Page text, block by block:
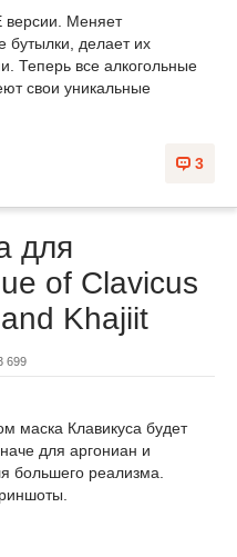
версии. Меняет
бутылки, делает их
Теперь все алкогольные
свои уникальные
3
для
of Clavicus
Khajiit
699
маска Клавикуса будет
для аргониан и
большего реализма.